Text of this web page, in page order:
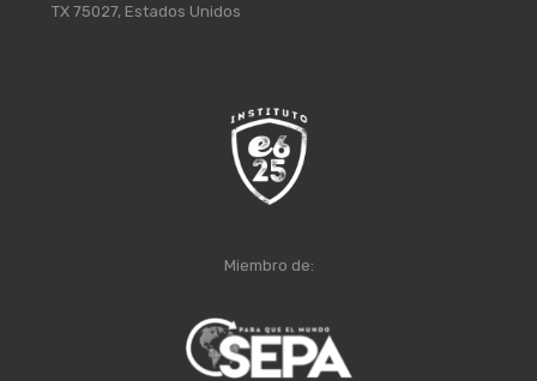
TX 75027, Estados Unidos
Miembro de: